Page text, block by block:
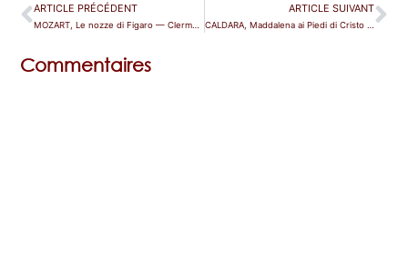
ARTICLE PRÉCÉDENT ARTICLE SUIVANT
Commentaires